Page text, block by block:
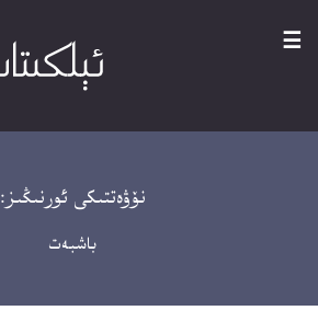
☰
نۆۋەتتىكى ئورنىڭىز:
باشبەت